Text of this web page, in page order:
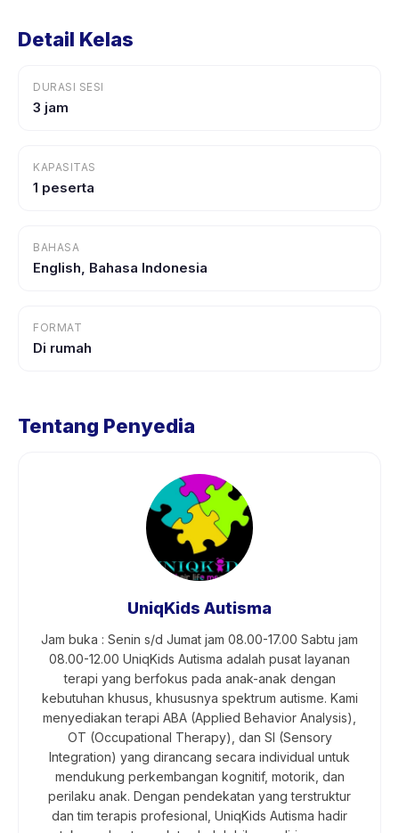
Detail Kelas
DURASI SESI
3 jam
KAPASITAS
1 peserta
BAHASA
English, Bahasa Indonesia
FORMAT
Di rumah
Tentang Penyedia
UniqKids Autisma
Jam buka : Senin s/d Jumat jam 08.00-17.00 Sabtu jam
08.00-12.00 UniqKids Autisma adalah pusat layanan
terapi yang berfokus pada anak-anak dengan
kebutuhan khusus, khususnya spektrum autisme. Kami
menyediakan terapi ABA (Applied Behavior Analysis),
OT (Occupational Therapy), dan SI (Sensory
Integration) yang dirancang secara individual untuk
mendukung perkembangan kognitif, motorik, dan
perilaku anak. Dengan pendekatan yang terstruktur
dan tim terapis profesional, UniqKids Autisma hadir